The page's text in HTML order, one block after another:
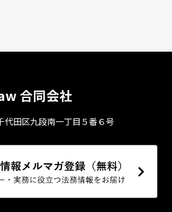
合同会社
⽥区九段南⼀丁⽬５番６号